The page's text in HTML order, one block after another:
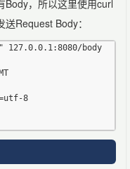
Body，所以这里使用curl
Request Body：
127.0.0.1:8080/body
8